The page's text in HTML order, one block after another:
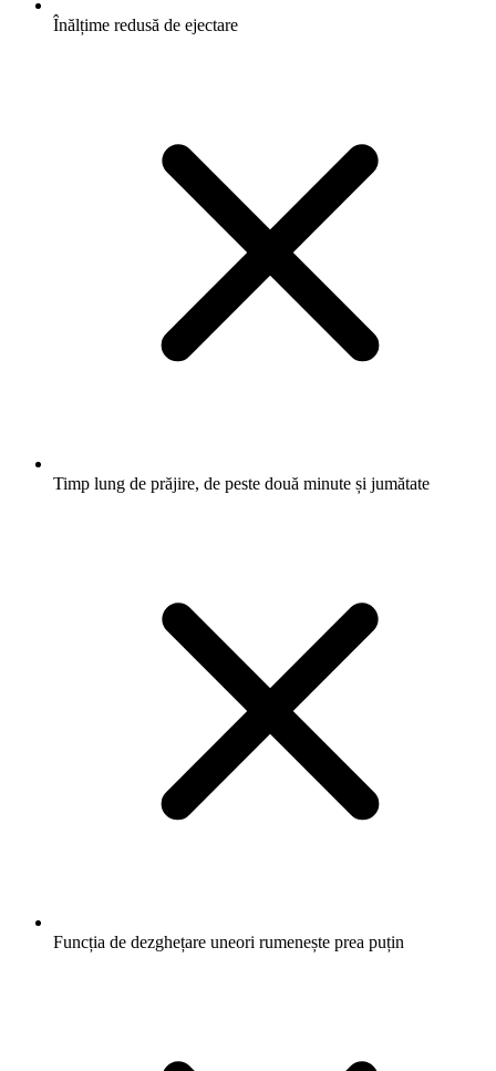
Înălțime redusă de ejectare
Timp lung de prăjire, de peste două minute și jumătate
Funcția de dezghețare uneori rumenește prea puțin